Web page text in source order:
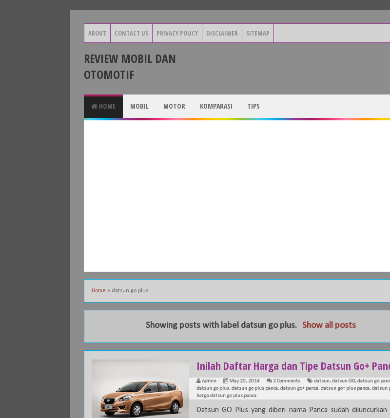
ABOUT CONTACT US PRIVACY POLICY DISCLAIMER SITEMAP
REVIEW MOBIL DAN
OTOMOTIF
HOME MOBIL MOTOR KOMPARASI TIPS
Home » datsun go plus
Showing posts with label datsun go plus. Show all posts
Inilah Daftar Harga dan Tipe Datsun Go+
Admin May 20, 2014 2 Comments datsun,datsun GO,datsun go
datsun go plus,datsun go plus panca,datsun go+ panca,datsun go+ plus panca,datsun
harga datsun go plus panca
Datsun GO Plus yang diberi nama Panca sudah diluncurkan